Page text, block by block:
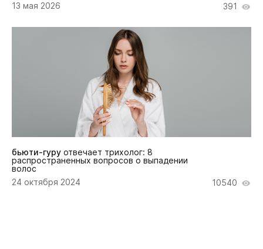
13 мая 2026
391
бьюти-гуру отвечает трихолог: 8
распространенных вопросов о выпадении
волос
24 октября 2024
10540